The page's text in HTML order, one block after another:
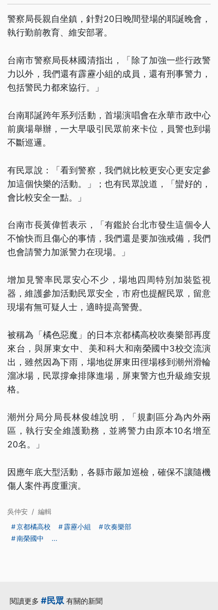
警察局長親自坐鎮，針對20日晚間登場的耶誕晚會，
執行勤前教育、維安部署。
台南市警察局長林國清指出，「除了加強一些行政警
力以外，我們還有霹靂小組的成員，還有刑事警力，
包括警民力都來協行。」
台南耶誕跨年系列活動，首場演唱會在永華市政中心
前廣場舉辦，一大早吸引民眾前來卡位，員警也到場
不斷巡邏。
有民眾說：「看到警察，我們就比較更安心更安定參
加這個快樂的活動。」；也有民眾說道，「蠻好的，
會比較安全一點。」
台南市長黃偉哲表示，「有鑑於台北市發生這個令人
不愉快而且傷心的事情，我們還是要加強戒備，我們
也會請警力加派警力在現場。」
增加見警率民眾安心不少，場地四周特別加裝監視
器，維護參加活動民眾安全，市府也提醒民眾，留意
現場有無可疑人士，適時提高警覺。
被稱為「橘色惡魔」的日本京都橘高校吹奏樂部再度
來台，與屏東女中、美和科大和南榮國中3校交流演
出，雖然因為下雨，場地從屏東田徑場移到潮州滑輪
溜冰場，民眾撐傘排隊進場，屏東警方也升級維安規
格。
潮州分局分局長林俊雄說明，「規劃區分為內外兩
區，執行安全維護勤務，並將警力由原本10名增至
20名。」
因應年底大型活動，各縣市嚴加巡檢，確保不讓隨機
傷人案件再度重演。
吳仲安 / 編輯
京都橘高校
霹靂小組
吹奏樂部
南榮國中
...
閱讀更多 #民眾 有關的新聞